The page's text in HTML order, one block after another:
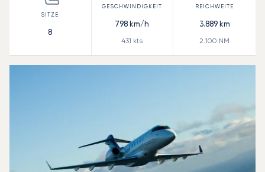
8
798 km/h
431 kts
3.889km
2.100 NM